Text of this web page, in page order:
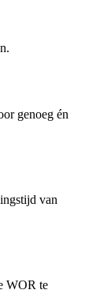
genoeg én
van
WOR te